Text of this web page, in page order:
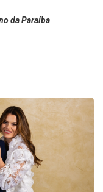
da Paraíba